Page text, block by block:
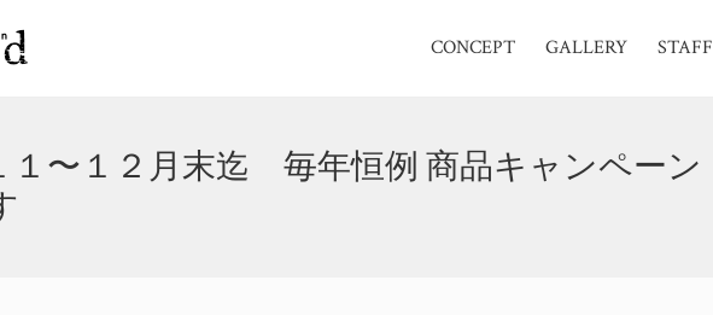
CONCEPT GALLERY STAFF
１〜１２月末迄 毎年恒例 商品キャンペーン